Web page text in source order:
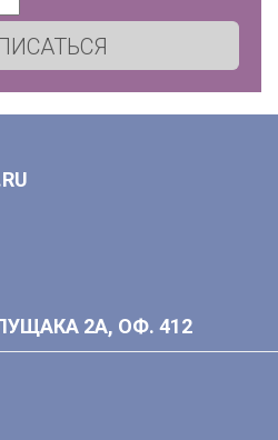
2А, ОФ. 412